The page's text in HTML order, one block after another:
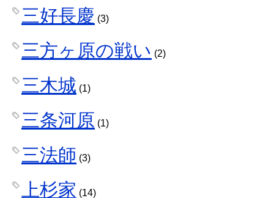
三好長慶 (3)
三方ヶ原の戦い (2)
三木城 (1)
三条河原 (1)
三法師 (3)
上杉家 (14)